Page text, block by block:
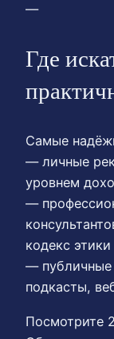
—
Где
Самые
— личные
уровнем
—
кодекс
— публичные
подкасты,
Посмотрите